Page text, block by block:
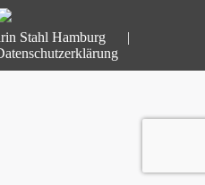
Stahl Hamburg |